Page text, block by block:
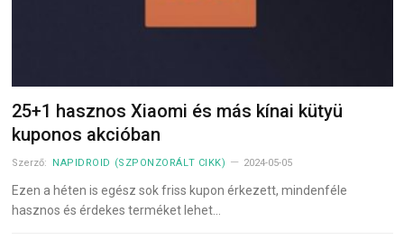
25+1 hasznos Xiaomi és más kínai kütyü
kuponos akcióban
Szerző: NAPIDROID (SZPONZORÁLT CIKK) 2024-05-05
Ezen a héten is egész sok friss kupon érkezett, mindenféle
hasznos és érdekes terméket lehet…